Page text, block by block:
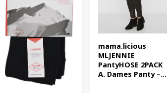
mama.licious
MLJENNIE
PantyHOSE 2PACK
A. Dames Panty –...